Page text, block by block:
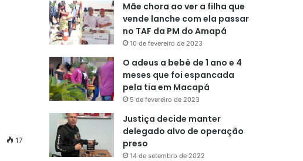
17
Mãe chora ao ver a filha que
vende lanche com ela passar
no TAF da PM do Amapá
10 de fevereiro de 2023
O adeus a bebê de 1 ano e 4
meses que foi espancada
pela tia em Macapá
5 de fevereiro de 2023
Justiça decide manter
delegado alvo de operação
preso
14 de setembro de 2022